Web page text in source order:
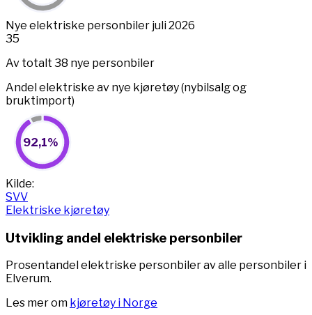
View as data table, 22,3%
End of interactive chart.
Nye elektriske personbiler juli 2026
35
Av totalt 38 nye personbiler
Andel elektriske av nye kjøretøy (nybilsalg og
bruktimport)
92,1%
Pie chart with 2 slices.
View as data table, 92,1%
92,1%
End of interactive chart.
Kilde:
SVV
Elektriske kjøretøy
Utvikling andel elektriske personbiler
Prosentandel elektriske personbiler av alle personbiler i
Elverum.
Les mer om kjøretøy i Norge